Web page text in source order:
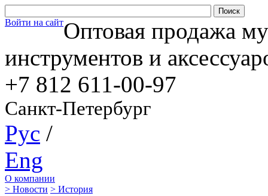
Войти на сайтОптовая продажа
инструментов и
+7 812 611-00-97
Санкт-Петербург
Рус /
Eng
О компании
> Новости > История